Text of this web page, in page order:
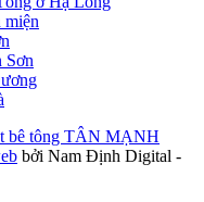
miện
Sơn
bê tông TÂN MẠNH
bởi Nam Định Digital -